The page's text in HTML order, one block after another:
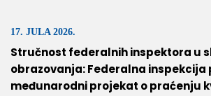
17. JULA 2026.
Stručnost federalnih inspektora u
obrazovanja: Federalna inspekcija
međunarodni projekat o praćenju